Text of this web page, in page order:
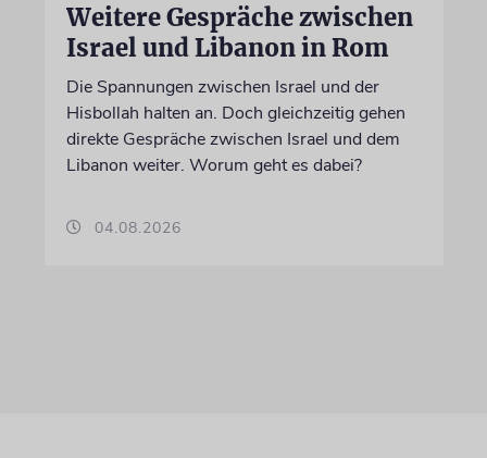
Weitere Gespräche zwischen
Israel und Libanon in Rom
Die Spannungen zwischen Israel und der
Hisbollah halten an. Doch gleichzeitig gehen
direkte Gespräche zwischen Israel und dem
Libanon weiter. Worum geht es dabei?
04.08.2026